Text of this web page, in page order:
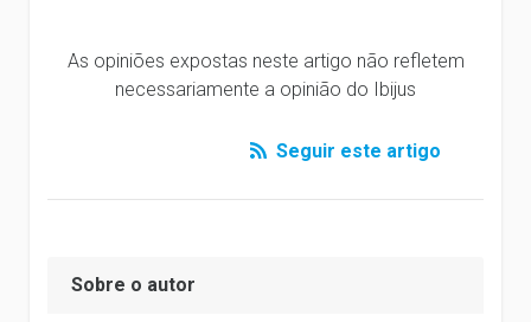
As opiniões expostas neste artigo não refletem
necessariamente a opinião do Ibijus
Seguir este artigo
Sobre o autor